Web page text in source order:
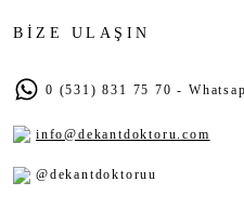
BİZE ULAŞIN
0 (531) 831 75 70 -
info@dekantdoktoru.com
@dekantdoktoruu